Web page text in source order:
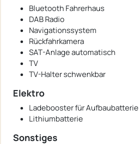
Bluetooth Fahrerhaus
DAB Radio
Navigationssystem
Rückfahrkamera
SAT-Anlage automatisch
TV
TV-Halter schwenkbar
Elektro
Ladebooster für Aufbaubatterie
Lithiumbatterie
Sonstiges